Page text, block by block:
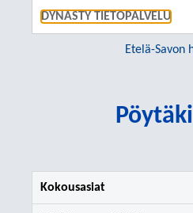
DYNASTY TIETOPALVELU
Etelä-Savon
Kokousasiat